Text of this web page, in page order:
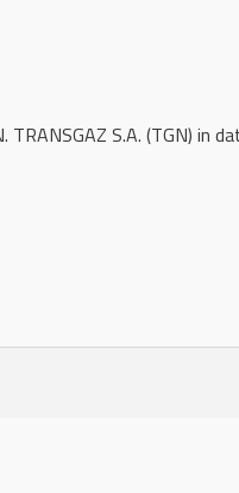
S.A. (TGN) in